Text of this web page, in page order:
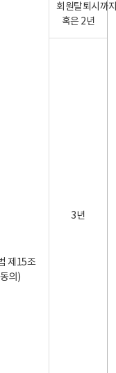
제15조
의)
회원탈퇴시까
혹은 2년
3년